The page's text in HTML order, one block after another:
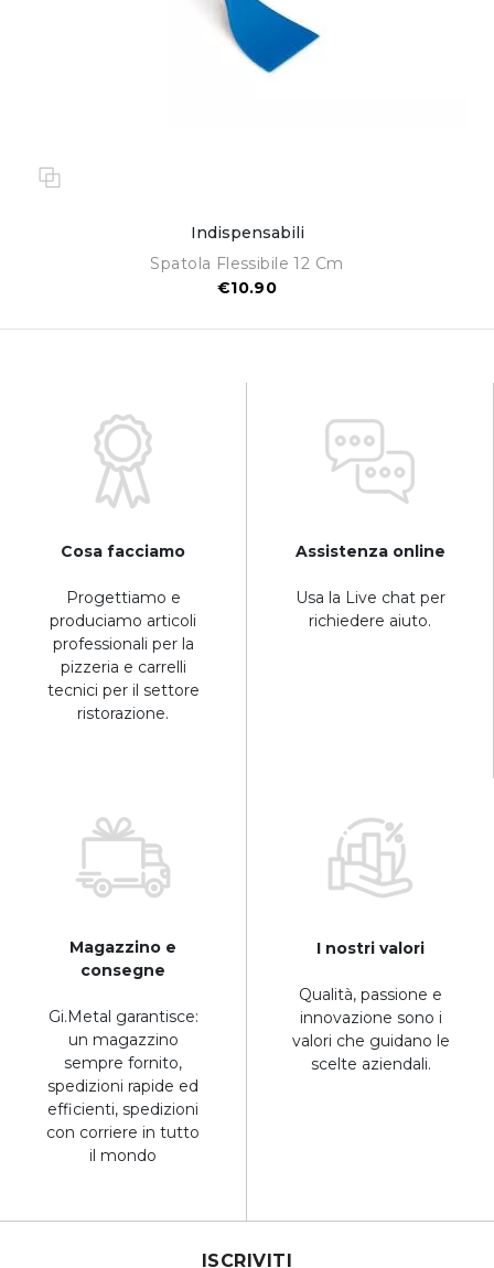
Indispensabili
Spatola Flessibile 12 Cm
€10.90
Cosa facciamo
Progettiamo e
produciamo articoli
professionali per la
pizzeria e carrelli
tecnici per il settore
ristorazione.
Assistenza online
Usa la Live chat per
richiedere aiuto.
Magazzino e
consegne
Gi.Metal garantisce:
un magazzino
sempre fornito,
spedizioni rapide ed
efficienti, spedizioni
con corriere in tutto
il mondo
I nostri valori
Qualità, passione e
innovazione sono i
valori che guidano le
scelte aziendali.
ISCRIVITI